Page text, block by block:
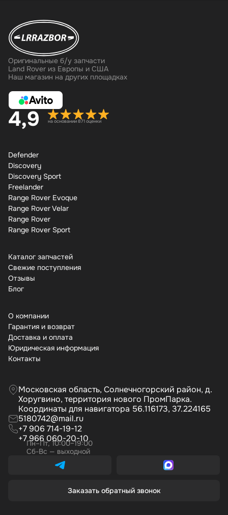
Оригинальные б/у запчасти
Land Rover из Европы и США
Наш магазин на других площадках
4,9 на основании 871 оценки
Defender
Discovery
Discovery Sport
Freelander
Range Rover Evoque
Range Rover Velar
Range Rover
Range Rover Sport
Каталог запчастей
Свежие поступления
Отзывы
Бло
О компании
Гарантия и возврат
Доставка и оплата
Юридическая информация
Контакты
Московская область, Солнечногорский район, д.
Хоругвино, территория нового ПромПарка.
Координаты для навигатора 56.116173, 37.224165
5180742@mail.ru
+7 906 714-19-12
+7 966 060-20-10
Пн–Пт, 10:00–19:00
Сб-Вс — выходной
Заказать обратный звонок